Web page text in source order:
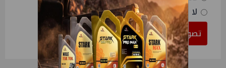
لا
تصويت
النتائج